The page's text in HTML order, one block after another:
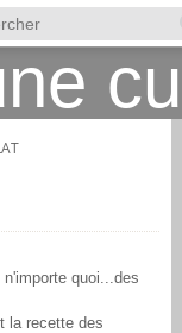
quoi...des
la recette des